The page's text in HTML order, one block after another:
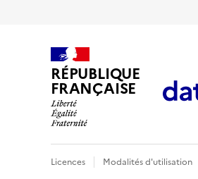
RÉPUBLIQUE
FRANÇAISE
Licences Modalités d'utilisation